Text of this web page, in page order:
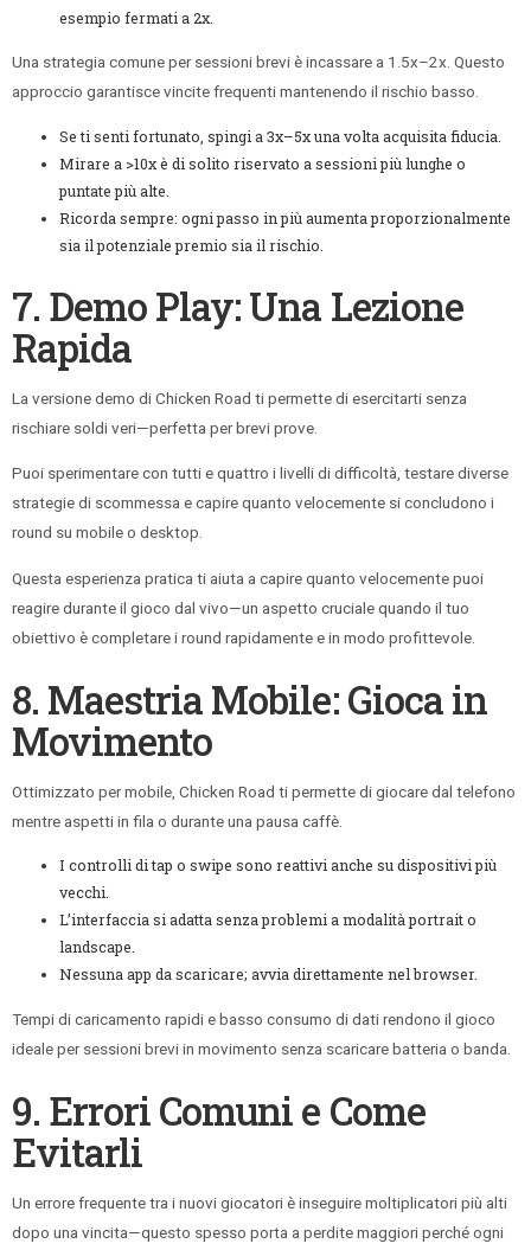
esempio fermati a 2x.
Una strategia comune per sessioni brevi è incassare a 1.5x–2x. Questo
approccio garantisce vincite frequenti mantenendo il rischio basso.
Se ti senti fortunato, spingi a 3x–5x una volta acquisita fiducia.
Mirare a >10x è di solito riservato a sessioni più lunghe o
puntate più alte.
Ricorda sempre: ogni passo in più aumenta proporzionalmente
sia il potenziale premio sia il rischio.
7. Demo Play: Una Lezione
Rapida
La versione demo di Chicken Road ti permette di esercitarti senza
rischiare soldi veri—perfetta per brevi prove.
Puoi sperimentare con tutti e quattro i livelli di difficoltà, testare diverse
strategie di scommessa e capire quanto velocemente si concludono i
round su mobile o desktop.
Questa esperienza pratica ti aiuta a capire quanto velocemente puoi
reagire durante il gioco dal vivo—un aspetto cruciale quando il tuo
obiettivo è completare i round rapidamente e in modo profittevole.
8. Maestria Mobile: Gioca in
Movimento
Ottimizzato per mobile, Chicken Road ti permette di giocare dal telefono
mentre aspetti in fila o durante una pausa caffè.
I controlli di tap o swipe sono reattivi anche su dispositivi più
vecchi.
L’interfaccia si adatta senza problemi a modalità portrait o
landscape.
Nessuna app da scaricare; avvia direttamente nel browser.
Tempi di caricamento rapidi e basso consumo di dati rendono il gioco
ideale per sessioni brevi in movimento senza scaricare batteria o banda.
9. Errori Comuni e Come
Evitarli
Un errore frequente tra i nuovi giocatori è inseguire moltiplicatori più alti
dopo una vincita—questo spesso porta a perdite maggiori perché ogni